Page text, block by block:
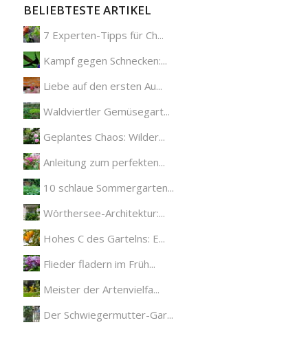
BELIEBTESTE ARTIKEL
7 Experten-Tipps für Ch...
Kampf gegen Schnecken:...
Liebe auf den ersten Au...
Waldviertler Gemüsegart...
Geplantes Chaos: Wilder...
Anleitung zum perfekten...
10 schlaue Sommergarten...
Wörthersee-Architektur:...
Hohes C des Gartelns: E...
Flieder fladern im Früh...
Meister der Artenvielfa...
Der Schwiegermutter-Gar...